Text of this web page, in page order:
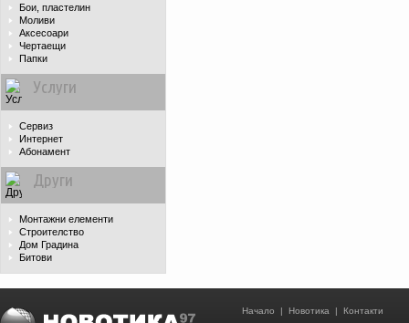
Бои, пластелин
Моливи
Аксесоари
Чертаещи
Папки
Услуги
Сервиз
Интернет
Абонамент
Други
Монтажни елементи
Строителство
Дом Градина
Битови
Начало | Новотика | Контакти